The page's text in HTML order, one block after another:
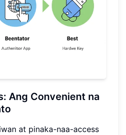
Ang Convenient na
at pinaka-naa-access